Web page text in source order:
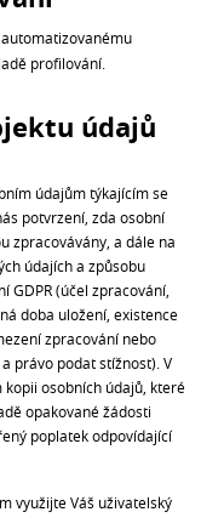
automatizovanému
profilování.
údajů
údajům týkajícím se
potvrzení, zda osobní
zpracovávány, a dále na
údajích a způsobu
GDPR (účel zpracování,
doba uložení, existence
zpracování nebo
právo podat stížnost). V
kopii osobních údajů, které
opakované žádosti
poplatek odpovídající
využijte Váš uživatelský